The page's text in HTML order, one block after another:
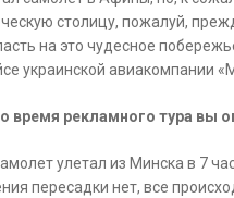
столицу, пожалуй,
на это чудесное
украинской авиакомпании
время рекламного тура вы
улетал из Минска в 7
пересадки нет, все